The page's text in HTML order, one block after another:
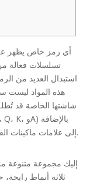
استبدال العديد من
هذه المواد ليست
شاشتها الخاصة قد
إلى علامات ماكينات القمار التقليدية مثل الأجراس و٧ السعيدة.
إليك مجموعة متنوعة